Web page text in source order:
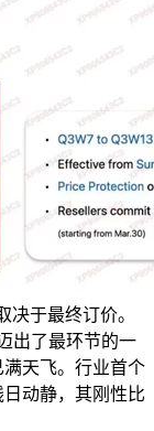
决于最终订价。
出了最环节的一
天飞。行业首个
动静，其刚性比